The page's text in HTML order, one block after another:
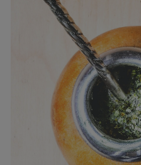
Comment préparer
La yerba mate séduit de
grâce à son origine
regain d'énergie naturel.
voyage avec cette
l'impression que sa